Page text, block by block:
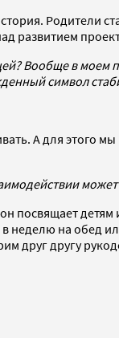
Родители
развитием
Вообще в
символ
А для
на обед
друг другу